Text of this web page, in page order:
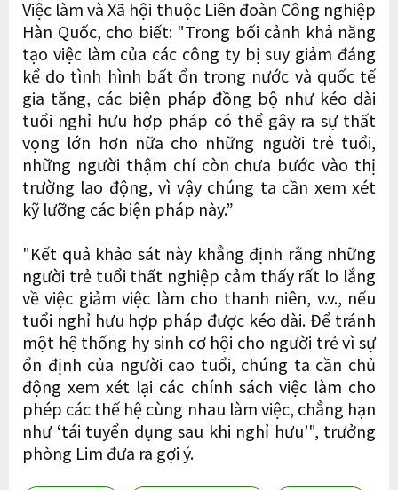
Việc làm và Xã hội thuộc Liên đoàn Công nghiệp
Hàn Quốc, cho biết: "Trong bối cảnh khả năng
tạo việc làm của các công ty bị suy giảm đáng
kể do tình hình bất ổn trong nước và quốc tế
gia tăng, các biện pháp đồng bộ như kéo dài
tuổi nghỉ hưu hợp pháp có thể gây ra sự thất
vọng lớn hơn nữa cho những người trẻ tuổi,
những người thậm chí còn chưa bước vào thị
trường lao động, vì vậy chúng ta cần xem xét
kỹ lưỡng các biện pháp này.”
"Kết quả khảo sát này khẳng định rằng những
người trẻ tuổi thất nghiệp cảm thấy rất lo lắng
về việc giảm việc làm cho thanh niên, v.v., nếu
tuổi nghỉ hưu hợp pháp được kéo dài. Để tránh
một hệ thống hy sinh cơ hội cho người trẻ vì sự
ổn định của người cao tuổi, chúng ta cần chủ
động xem xét lại các chính sách việc làm cho
phép các thế hệ cùng nhau làm việc, chẳng hạn
như ‘tái tuyển dụng sau khi nghỉ hưu’", trưởng
phòng Lim đưa ra gợi ý.